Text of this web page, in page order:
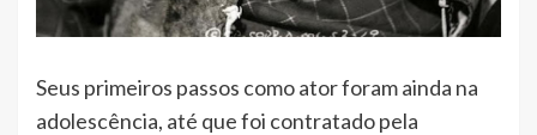
Seus primeiros passos como ator foram ainda na
adolescência, até que foi contratado pela